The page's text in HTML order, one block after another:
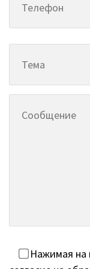
Нажимая на